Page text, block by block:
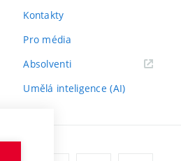
Kontakty
Pro média
Absolventi(externí
Umělá inteligence (AI)